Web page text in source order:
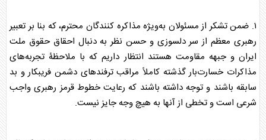
۱. ضمن تشکر از مسئولان به‌ویژه مذاکره کنندگان محترم، که بنا بر تعبیر
رهبری معظم از سر دلسوزی و حسن نظر به دنبال احقاق حقوق ملت
ایران و جبهه مقاومت هستند انتظار داریم که با ملاحظۀ تجربه‌های
مذاکرات خسارت‌بار گذشته کاملاً مراقب ترفند‌های دشمن فریبکار و بد
سابقه باشند و توجه داشته باشند که رعایت خطوط قرمز رهبری واجب
شرعی است و تخطی از آنها به هیچ وجه جایز نیست.